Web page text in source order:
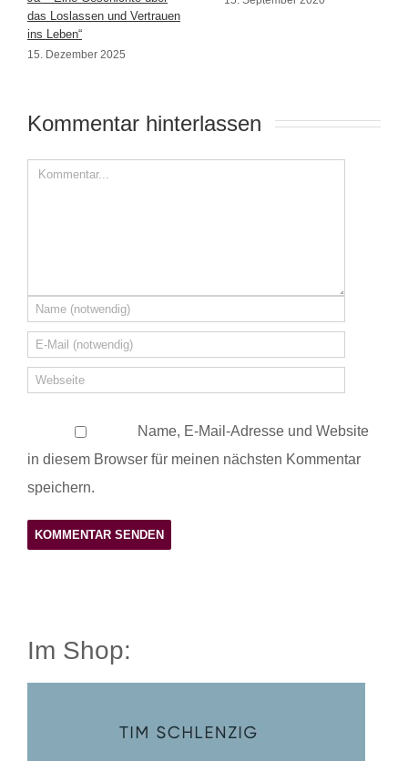
das Loslassen und Vertrauen
ins Leben“
15. Dezember 2025
Kommentar hinterlassen
Name, E-Mail-Adresse und Website
in diesem Browser für meinen nächsten Kommentar
speichern.
Im Shop: